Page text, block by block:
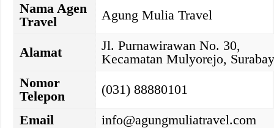
Nama Agen
Travel
Agung Mulia Travel
Alamat
Jl. Purnawirawan No. 30,
Kecamatan Mulyorejo,
Nomor
Telepon
(031) 88880101
Email
info@agungmuliatravel.com